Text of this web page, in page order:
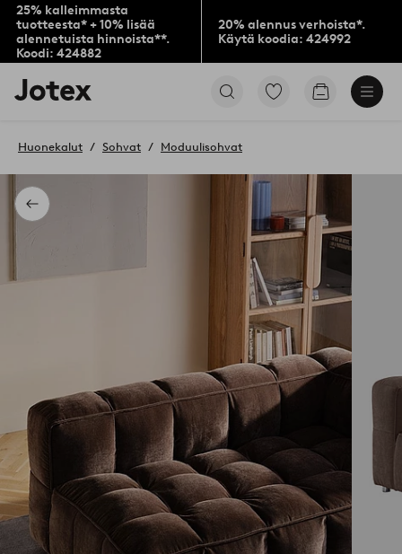
25% kalleimmasta
tuotteesta* + 10% lisää
alennetuista hinnoista**.
Koodi: 424882
20% alennus verhoista*.
Käytä koodia: 424992
Jotex-
logo
aloitussivulle
Siirry
Siirry
Takaisin
Huonekalut Sohvat Moduulisohvat